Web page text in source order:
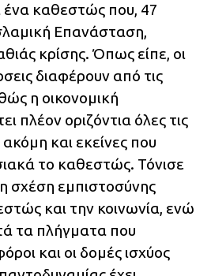
ένα καθεστώς που, 47
Επανάσταση,
κρίσης. Όπως είπε, οι
διαφέρουν από τις
η οικονομική
πλέον οριζόντια όλες τις
ακόμη και εκείνες που
το καθεστώς. Τόνισε
η σχέση εμπιστοσύνης
και την κοινωνία, ενώ
τα πλήγματα που
και οι δομές ισχύος